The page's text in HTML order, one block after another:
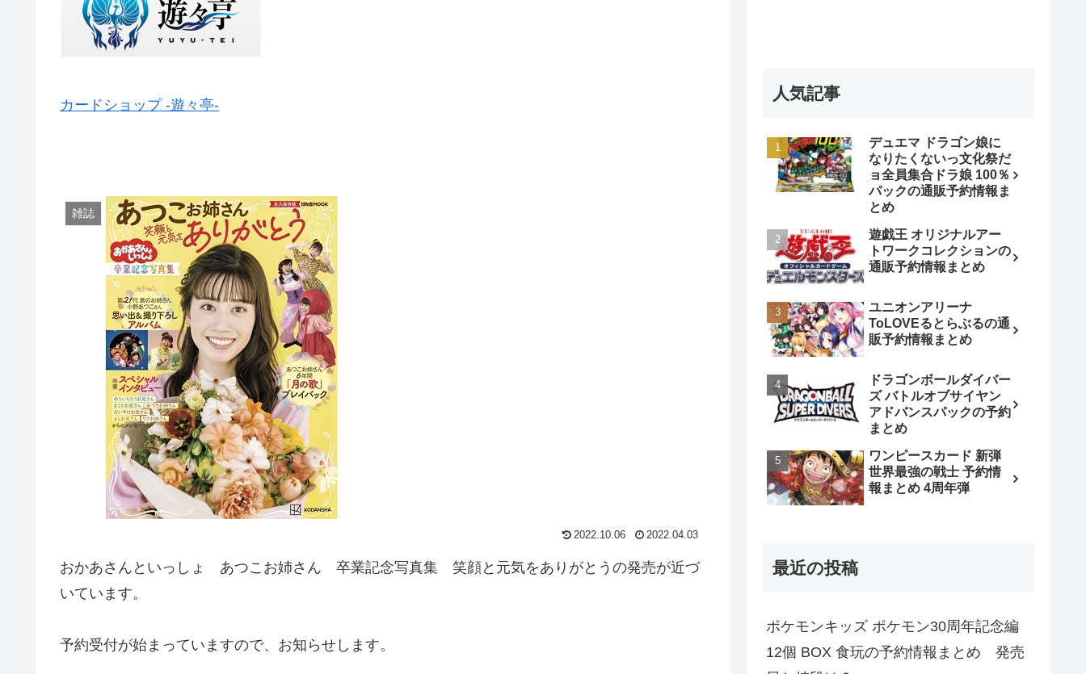
カードショップ -遊々亭-
雑誌
2022.10.06 2022.04.03
おかあさんといっしょ あつこお姉さん 卒業記念写真集 笑顔と元気をありがとうの発売が近づ
いています。
予約受付が始まっていますので、お知らせします。
人気記事
デュエマ ドラゴン娘に
なりたくないっ文化祭だ
ョ全員集合ドラ娘 100％
パックの通販予約情報ま
とめ
遊戯王 オリジナルアー
トワークコレクションの
通販予約情報まとめ
ユニオンアリーナ
ToLOVEるとらぶるの通
販予約情報まとめ
ドラゴンボールダイバー
ズ バトルオブサイヤン
アドバンスパックの予約
まとめ
ワンピースカード 新弾
世界最強の戦士 予約情
報まとめ 4周年弾
最近の投稿
ポケモンキッズ ポケモン30周年記念編
12個 BOX 食玩の予約情報まとめ 発売